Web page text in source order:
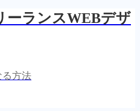
ーランスWEBデザ
る方法